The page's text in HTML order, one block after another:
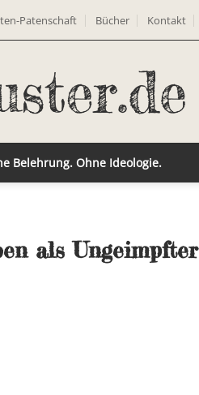
Patenschaft Bücher Kontakt
Belehrung. Ohne Ideologie.
als Ungeimpfter